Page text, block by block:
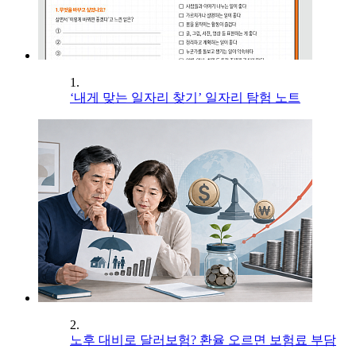
1.
‘내게 맞는 일자리 찾기’ 일자리 탐험 노트
2.
노후 대비로 달러보험? 환율 오르면 보험료 부담